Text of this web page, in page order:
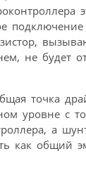
подключение
не будет
точка
уровне с
а
как общий